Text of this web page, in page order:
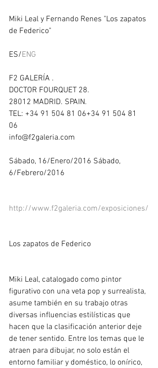
Miki Leal y Fernando Renes "Los zapatos
de Federico"
ES/ENG
F2 GALERÍA .
DOCTOR FOURQUET 28.
28012 MADRID. SPAIN.
TEL: +34 91 504 81 06+34 91 504 81
06
info@f2galeria.com
Sábado, 16/Enero/2016 Sábado,
6/Febrero/2016
http://www.f2galeria.com/exposiciones/
Los zapatos de Federico
Miki Leal, catalogado como pintor
figurativo con una veta pop y surrealista,
asume también en su trabajo otras
diversas influencias estilísticas que
hacen que la clasificación anterior deje
de tener sentido. Entre los temas que le
atraen para dibujar, no solo están el
entorno familiar y doméstico, lo onírico,